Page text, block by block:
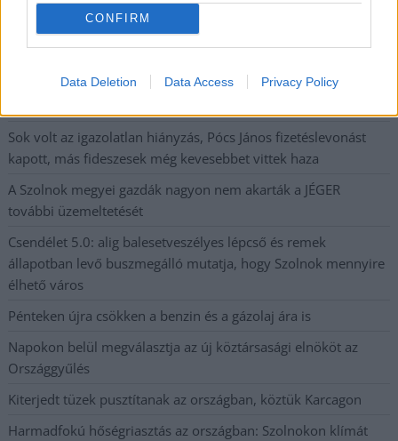
CONFIRM
Data Deletion Data Access Privacy Policy
Egy telefonhívást akart, végül rendőrök vitték el a mezőtúri
férfit
a közoktatásban – például az iskolaigazgatók visszakapják
Sok volt az igazolatlan hiányzás, Pócs János fizetéslevonást
kapott, más fideszesek még kevesebbet vittek haza
A Szolnok megyei gazdák nagyon nem akarták a JÉGER
további üzemeltetését
Csendélet 5.0: alig balesetveszélyes lépcső és remek
állapotban levő buszmegálló mutatja, hogy Szolnok mennyire
élhető város
Pénteken újra csökken a benzin és a gázolaj ára is
Napokon belül megválasztja az új köztársasági elnököt az
Országgyűlés
Kiterjedt tüzek pusztítanak az országban, köztük Karcagon
Harmadfokú hőségriasztás az országban: Szolnokon klímát